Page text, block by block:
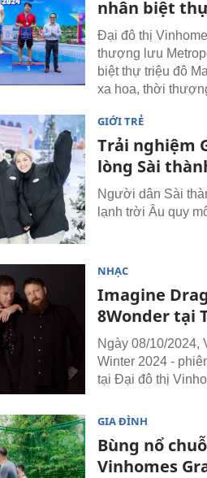
nhân biệt
Đại đô thị
thượng lưu
biệt thự triệu đô
xa hoa, thời
GIỚI TRẺ
Trải nghiệm
lòng Sài
Người dân Sài
lạnh trời Âu quy
NHẠC
Imagine
8Wonder tại
Ngày 08/10/2024,
Winter 2024 -
tại Đại đô thị
GIA ĐÌNH
Bùng nổ
Vinhomes